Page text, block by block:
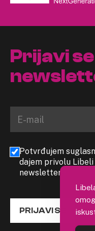
Prijavi
Potvrđujem
dajem privolu
newslettera
PRIJAVI SE